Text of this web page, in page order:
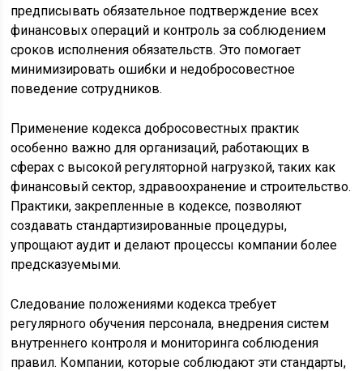
предписывать обязательное подтверждение всех
финансовых операций и контроль за соблюдением
сроков исполнения обязательств. Это помогает
минимизировать ошибки и недобросовестное
поведение сотрудников.
Применение кодекса добросовестных практик
особенно важно для организаций, работающих в
сферах с высокой регуляторной нагрузкой, таких как
финансовый сектор, здравоохранение и строительство.
Практики, закрепленные в кодексе, позволяют
создавать стандартизированные процедуры,
упрощают аудит и делают процессы компании более
предсказуемыми.
Следование положениями кодекса требует
регулярного обучения персонала, внедрения систем
внутреннего контроля и мониторинга соблюдения
правил. Компании, которые соблюдают эти стандарты,